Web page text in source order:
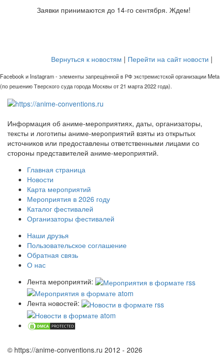
Заявки принимаются до 14-го сентября. Ждем!
Вернуться к новостям | Перейти на сайт новости |
Facebook и Instagram - элементы запрещённой в РФ экстремистской организации Meta
(по решению Тверского суда города Москвы от 21 марта 2022 года).
Информация об аниме-мероприятиях, даты, организаторы,
тексты и логотипы аниме-мероприятий взяты из открытых
источников или предоставлены ответственными лицами со
стороны представителей аниме-мероприятий.
Главная страница
Новости
Карта мероприятий
Мероприятия в 2026 году
Каталог фестивалей
Организаторы фестивалей
Наши друзья
Пользовательское соглашение
Обратная связь
О нас
Лента мероприятий:
Лента новостей:
© https://anime-conventions.ru 2012 - 2026